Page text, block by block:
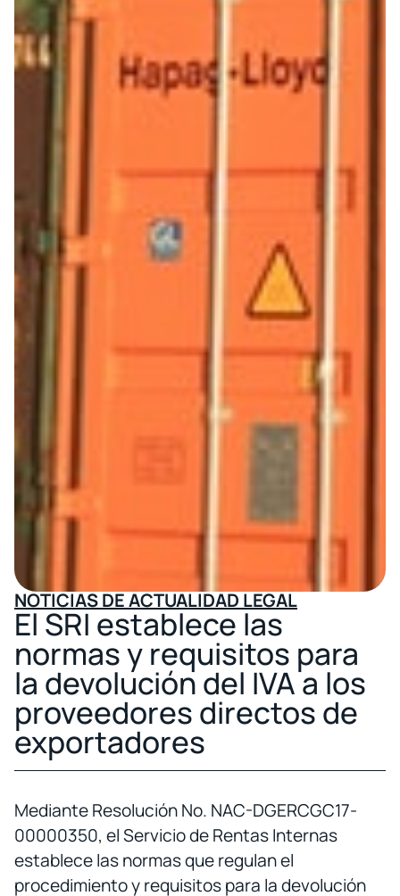
NOTICIAS DE ACTUALIDAD LEGAL
El SRI establece las
normas y requisitos para
la devolución del IVA a los
proveedores directos de
exportadores
Mediante Resolución No. NAC-DGERCGC17-
00000350, el Servicio de Rentas Internas
establece las normas que regulan el
procedimiento y requisitos para la devolución